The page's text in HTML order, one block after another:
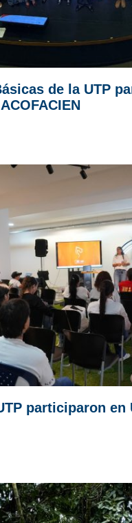
de la UTP
participaron en